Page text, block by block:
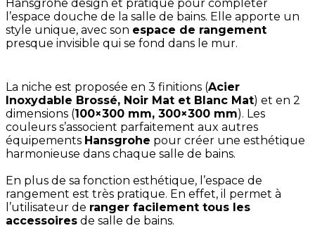
Hansgrohe design et pratique pour compléter
l’espace douche de la salle de bains. Elle apporte un
style unique, avec son espace de rangement
presque invisible qui se fond dans le mur.
La niche est proposée en 3 finitions (Acier
Inoxydable Brossé, Noir Mat et Blanc Mat) et en 2
dimensions (100×300 mm, 300×300 mm). Les
couleurs s’associent parfaitement aux autres
équipements Hansgrohe pour créer une esthétique
harmonieuse dans chaque salle de bains.
En plus de sa fonction esthétique, l’espace de
rangement est très pratique. En effet, il permet à
l’utilisateur de ranger facilement tous les
accessoires de salle de bains.